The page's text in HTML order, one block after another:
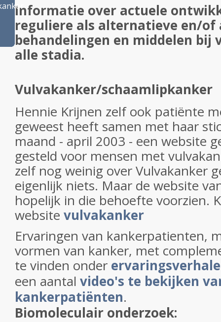
Informatie over actuele
reguliere als alternatieve en/of
behandelingen en middelen bij
alle stadia.
Vulvakanker/schaamlipkanker
Hennie Krijnen zelf ook patiënte
geweest heeft samen met haar
maand - april 2003 - een website
gesteld voor mensen met
zelf nog weinig over Vulvakanker
eigenlijk niets. Maar de website
hopelijk in die behoefte voorzien.
website vulvakanker
Ervaringen van kankerpatienten,
vormen van kanker, met
te vinden onder
een aantal video's te bekijken
kankerpatiënten.
Biomoleculair onderzoek: